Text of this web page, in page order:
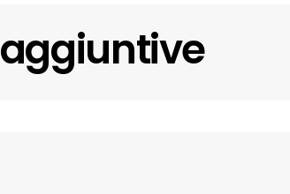
aggiuntive